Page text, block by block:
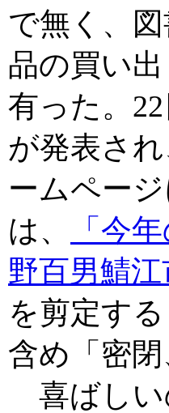
で無く、
品の買い
有った。
が発表さ
ームペー
は、
「今
野百男鯖
を剪定す
含め「密
喜ばしい